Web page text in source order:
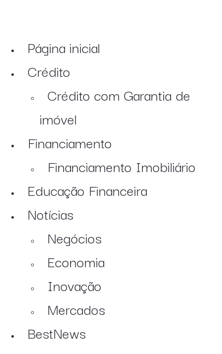
Página inicial
Crédito
Crédito com Garantia de
imóvel
Financiamento
Financiamento Imobiliário
Educação Financeira
Notícias
Negócios
Economia
Inovação
Mercados
BestNews